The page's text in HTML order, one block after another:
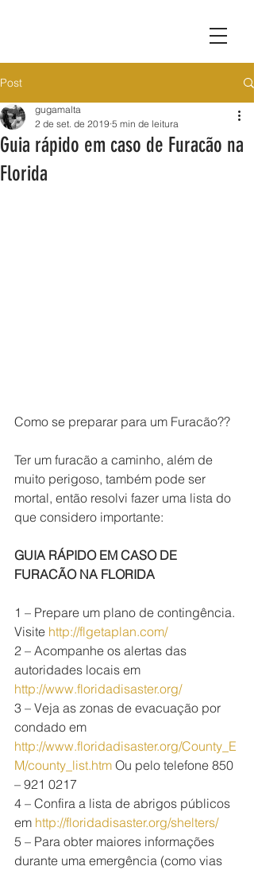
Post
Guia rápido em caso de Furacão na
Florida
gugamalta
2 de set. de 2019 5 min de leitura
Como se preparar para um Furacão??
Ter um furacão a caminho, além de
muito perigoso, também pode ser
mortal, então resolvi fazer uma lista do
que considero importante:
GUIA RÁPIDO EM CASO DE
FURACÃO NA FLORIDA
1 – Prepare um plano de contingência.
Visite http://flgetaplan.com/
2 – Acompanhe os alertas das
autoridades locais em
http://www.floridadisaster.org/
3 – Veja as zonas de evacuação por
condado em
http://www.floridadisaster.org/County_E
M/county_list.htm Ou pelo telefone 850
– 921 0217
4 – Confira a lista de abrigos públicos
em http://floridadisaster.org/shelters/
5 – Para obter maiores informações
durante uma emergência (como vias